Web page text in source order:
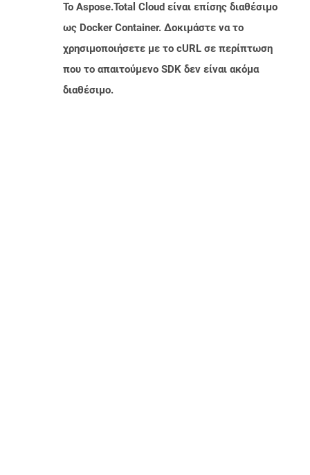
Το Aspose.Total Cloud είναι επίσης διαθέσιμο
ως Docker Container. Δοκιμάστε να το
χρησιμοποιήσετε με το cURL σε περίπτωση
που το απαιτούμενο SDK δεν είναι ακόμα
διαθέσιμο.